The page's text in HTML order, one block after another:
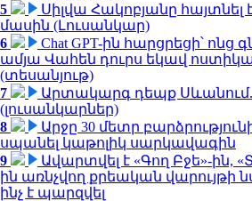
5
Սիլվա Հակոբյանը հայտնել
մասին (Լուսանկար)
6
Chat GPT-ին հարցրեցի՝ ոնց
ամյա Վահեն դուրս եկավ
(տեսանյութ)
7
Արտակարգ դեպք
(լուսանկարներ)
8
Արջը 30 մետր
սպանել կաթոլիկ սարկավագին
9
Ավարտվել է «Գող Բջե»-ին,
ին առնչվող քրեական վարույթի
ինչ է պարզվել